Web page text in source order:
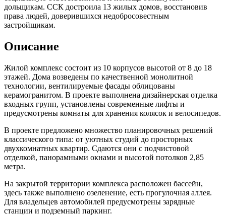
дольщикам. ССК достроила 13 жилых домов, восстановив
права людей, доверившихся недобросовестным
застройщикам.
Описание
Жилой комплекс состоит из 10 корпусов высотой от 8 до 18
этажей. Дома возведены по качественной монолитной
технологии, вентилируемые фасады облицованы
керамогранитом. В проекте выполнена дизайнерская отделка
входных групп, установлены современные лифты и
предусмотрены комнаты для хранения колясок и велосипедов.
В проекте предложено множество планировочных решений
классического типа: от уютных студий до просторных
двухкомнатных квартир. Сдаются они с подчистовой
отделкой, панорамными окнами и высотой потолков 2,85
метра.
На закрытой территории комплекса расположен бассейн,
здесь также выполнено озеленение, есть прогулочная аллея.
Для владельцев автомобилей предусмотрены зарядные
станции и подземный паркинг.